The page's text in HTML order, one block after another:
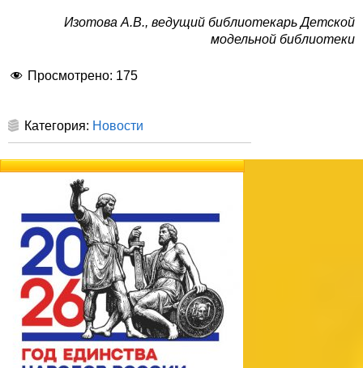
Изотова А.В., ведущий библиотекарь Детской
модельной библиотеки
Просмотрено: 175
Категория: Новости